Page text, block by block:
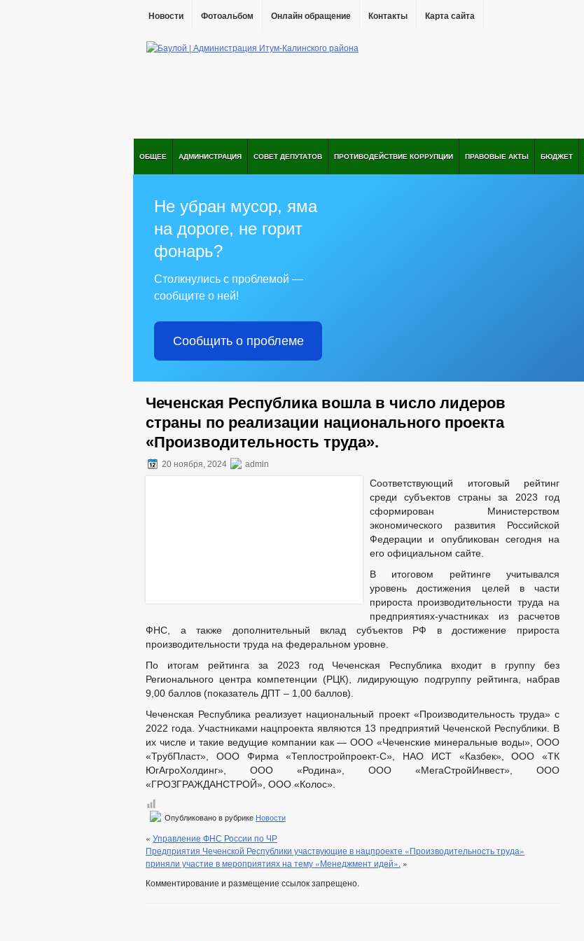
Новости Фотоальбом Онлайн обращение Контакты Карта сайта
ОБЩЕЕ АДМИНИСТРАЦИЯ СОВЕТ ДЕПУТАТОВ ПРОТИВОДЕЙСТВИЕ КОРРУПЦИИ ПРАВОВЫЕ АКТЫ БЮДЖЕТ
Не убран мусор, яма
на дороге, не горит
фонарь?
Столкнулись с проблемой —
сообщите о ней!
Сообщить о проблеме
Чеченская Республика вошла в число лидеров
страны по реализации национального проекта
«Производительность труда».
20 ноября, 2024 admin
Соответствующий итоговый рейтинг
среди субъектов страны за 2023 год
сформирован Министерством
экономического развития Российской
Федерации и опубликован сегодня на
его официальном сайте.
В итоговом рейтинге учитывался
уровень достижения целей в части
прироста производительности труда на
предприятиях-участниках из расчетов
ФНС, а также дополнительный вклад субъектов РФ в достижение прироста
производительности труда на федеральном уровне.
По итогам рейтинга за 2023 год Чеченская Республика входит в группу без
Регионального центра компетенции (РЦК), лидирующую подгруппу рейтинга, набрав
9,00 баллов (показатель ДПТ – 1,00 баллов).
Чеченская Республика реализует национальный проект «Производительность труда» с
2022 года. Участниками нацпроекта являются 13 предприятий Чеченской Республики. В
их числе и такие ведущие компании как — ООО «Чеченские минеральные воды», ООО
«ТрубПласт», ООО Фирма «Теплостройпроект-С», НАО ИСТ «Казбек», ООО «ТК
ЮгАгроХолдинг», ООО «Родина», ООО «МегаСтройИнвест», ООО
«ГРОЗГРАЖДАНСТРОЙ», ООО «Колос».
Опубликовано в рубрике Новости
« Управление ФНС России по ЧР
Предприятия Чеченской Республики участвующие в нацпроекте «Производительность труда»
приняли участие в мероприятиях на тему «Менеджмент идей». »
Комментирование и размещение ссылок запрещено.